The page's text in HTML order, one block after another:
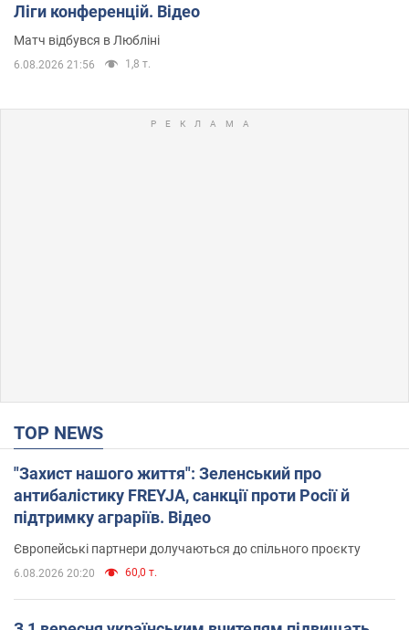
Ліги конференцій. Відео
Матч відбувся в Любліні
6.08.2026 21:56 1,8 т.
TOP NEWS
"Захист нашого життя": Зеленський про
антибалістику FREYJA, санкції проти Росії й
підтримку аграріїв. Відео
Європейські партнери долучаються до спільного проєкту
6.08.2026 20:20 60,0 т.